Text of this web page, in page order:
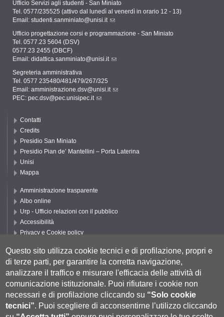
Ufficio Servizi agli studenti - San Miniato
Tel. 0577/235525 (attivo dal lunedì al venerdì in orario 12 - 13)
Email: studenti.sanminiato@unisi.it
Ufficio progettazione corsi e programmazione - San Miniato
Tel. 0577.23 5604 (DSV)
0577.23 2455 (DBCF)
Email: didattica.sanminiato@unisi.it
Segreteria amministrativa
Tel. 0577 235480/481/479/267/325
Email: amministrazione.dsv@unisi.it
PEC: pec.dsv@pec.unisipec.it
Contatti
Credits
Presidio San Miniato
Presidio Pian de’ Mantellini – Porta Laterina
Unisi
Mappa
Amministrazione trasparente
Albo online
Urp - Ufficio relazioni con il pubblico
Accessibilità
Privacy e Cookie policy
Segui UNISI
Questo sito utilizza cookie tecnici e di profilazione, propri e
di terze parti, per garantire la corretta navigazione,
analizzare il traffico e misurare l'efficacia delle attività di
comunicazione istituzionale. Puoi rifiutare i cookie non
necessari e di profilazione cliccando su “Solo cookie
tecnici”. Puoi scegliere di acconsentirne l’utilizzo cliccando